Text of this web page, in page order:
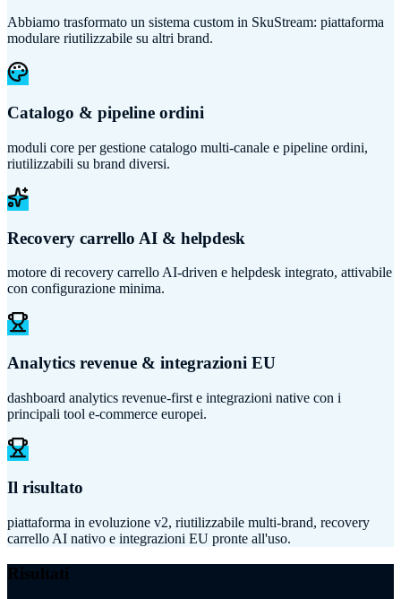
Abbiamo trasformato un sistema custom in SkuStream: piattaforma
modulare riutilizzabile su altri brand.
Catalogo & pipeline ordini
moduli core per gestione catalogo multi-canale e pipeline ordini,
riutilizzabili su brand diversi.
Recovery carrello AI & helpdesk
motore di recovery carrello AI-driven e helpdesk integrato, attivabile
con configurazione minima.
Analytics revenue & integrazioni EU
dashboard analytics revenue-first e integrazioni native con i
principali tool e-commerce europei.
Il risultato
piattaforma in evoluzione v2, riutilizzabile multi-brand, recovery
carrello AI nativo e integrazioni EU pronte all'uso.
Risultati